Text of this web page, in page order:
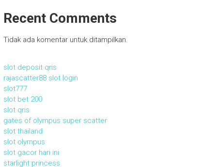
Recent Comments
Tidak ada komentar untuk ditampilkan.
slot deposit qris
rajascatter88 slot login
slot777
slot bet 200
slot qris
gates of olympus super scatter
slot thailand
slot olympus
slot gacor hari ini
starlight princess